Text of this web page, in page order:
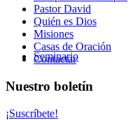
Seminario
Pastor David
Quién es Dios
Misiones
Casas de Oración
Contactar
Nuestro boletín
¡Suscríbete!